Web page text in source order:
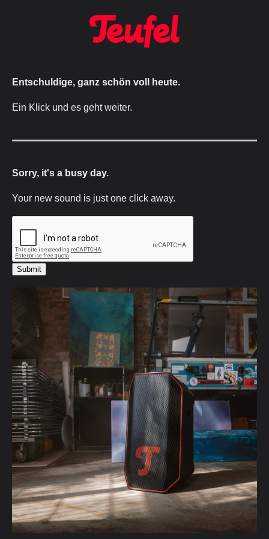
Entschuldige, ganz schön voll heute.
Ein Klick und es geht weiter.
Sorry, it's a busy day.
Your new sound is just one click away.